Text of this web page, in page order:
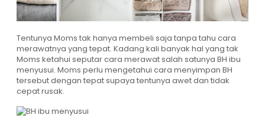
Tentunya Moms tak hanya membeli saja tanpa tahu cara
merawatnya yang tepat. Kadang kali banyak hal yang tak
Moms ketahui seputar cara merawat salah satunya BH ibu
menyusui. Moms perlu mengetahui cara menyimpan BH
tersebut dengan tepat supaya tentunya awet dan tidak
cepat rusak.